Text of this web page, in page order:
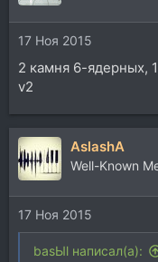
17 Ноя 2015
2 камня 6-ядерных,
v2
AslashA
Well-Known
17 Ноя 2015
basЫl написал(а):